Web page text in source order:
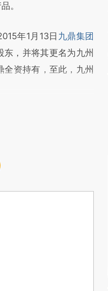
。
年1月13日 九鼎集团
，并将其更名为九州
资持有，至此，九州